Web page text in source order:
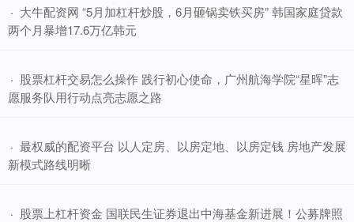
· ​大牛配资网 “5月加杠杆炒股，6月砸锅卖铁买房” 韩国家庭贷款
两个月暴增17.6万亿韩元
· ​股票杠杆交易怎么操作 践行初心使命，广州航海学院“星晖”志
愿服务队用行动点亮志愿之路
· ​最权威的配资平台 以人定房、以房定地、以房定钱 房地产发展
新模式路线明晰
· ​股票上杠杆资金 国联民生证券退出中海基金新进展！公募牌照